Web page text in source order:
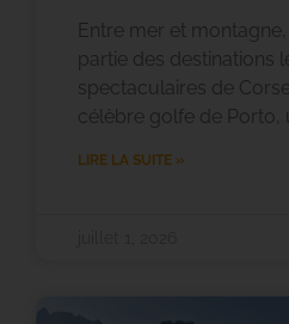
Entre mer et
partie des destinations
spectaculaires de
célèbre golfe de Porto,
LIRE LA SUITE »